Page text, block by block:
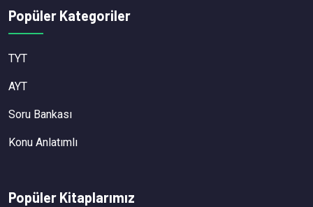
Popüler Kategoriler
TYT
AYT
Soru Bankası
Konu Anlatımlı
Popüler Kitaplarımız